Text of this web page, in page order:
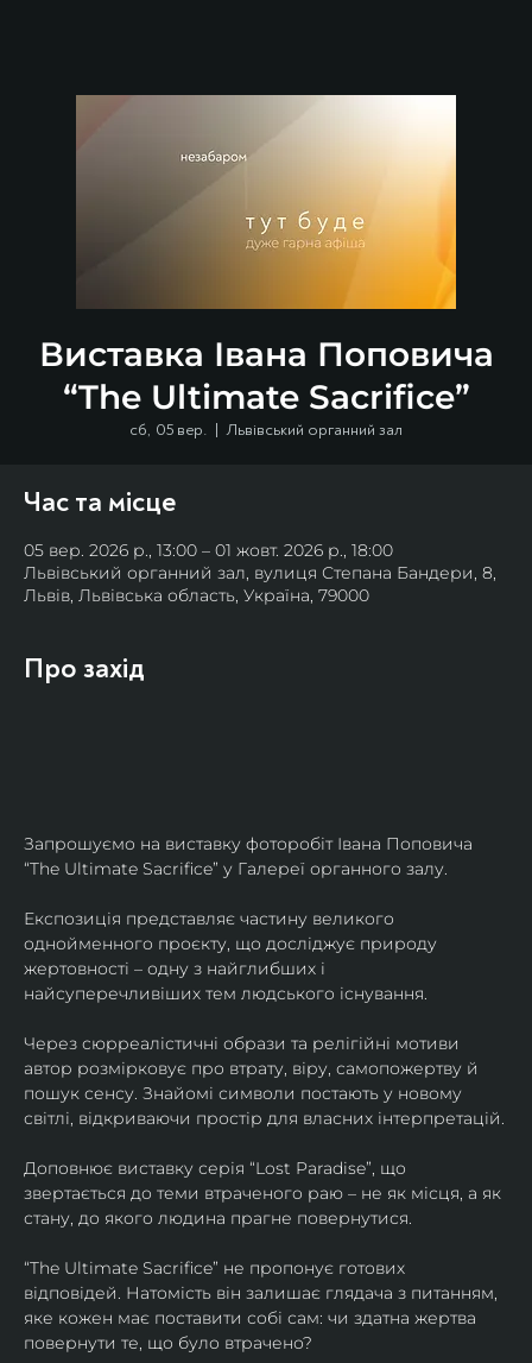
Виставка Івана Поповича
“The Ultimate Sacrifice”
сб, 05 вер.
  |
Львівський органний зал
Час та місце
05 вер. 2026 р., 13:00 – 01 жовт. 2026 р., 18:00
Львівський органний зал, вулиця Степана Бандери, 8,
Львів, Львівська область, Україна, 79000
Про захід
Запрошуємо на виставку фоторобіт Івана Поповича
“The Ultimate Sacrifice” у Галереї органного залу.
Експозиція представляє частину великого
однойменного проєкту, що досліджує природу
жертовності – одну з найглибших і
найсуперечливіших тем людського існування.
Через сюрреалістичні образи та релігійні мотиви
автор розмірковує про втрату, віру, самопожертву й
пошук сенсу. Знайомі символи постають у новому
світлі, відкриваючи простір для власних інтерпретацій.
Доповнює виставку серія “Lost Paradise”, що
звертається до теми втраченого раю – не як місця, а як
стану, до якого людина прагне повернутися.
“The Ultimate Sacrifice” не пропонує готових
відповідей. Натомість він залишає глядача з питанням,
яке кожен має поставити собі сам: чи здатна жертва
повернути те, що було втрачено?